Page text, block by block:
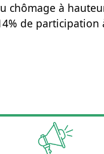
chômage à
de participation